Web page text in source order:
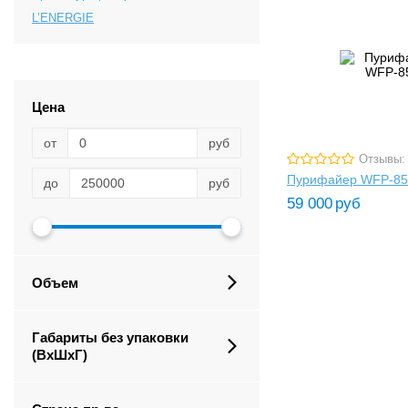
L’ENERGIE
Цена
от руб
до руб
Объем
Габариты без упаковки
(ВxШxГ)
Отзывы:
Пурифайер WFP-
59 000 руб